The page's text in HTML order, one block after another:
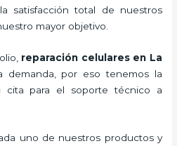
satisfacción total de nuestros
mayor objetivo.
reparación celulares en La
demanda, por eso tenemos la
cita para el soporte técnico a
uno de nuestros productos y